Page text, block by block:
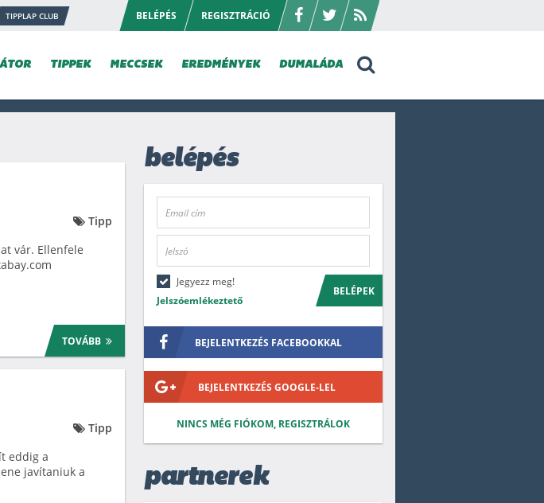
TIPPLAP CLUB BELÉPÉS REGISZTRÁCIÓ
TIPPEK MECCSEK EREDMÉNYEK DUMALÁDA
Tipp
vár. Ellenfele
TOVÁBB
Tipp
eddig a
javítaniuk a
belépés
Jegyezz meg!
Jelszóemlékeztető
BELÉPEK
BEJELENTKEZÉS FACEBOOKKAL
BEJELENTKEZÉS GOOGLE-LEL
NINCS MÉG FIÓKOM, REGISZTRÁLOK
partnerek